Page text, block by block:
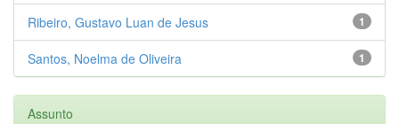
1
Ribeiro, Gustavo Luan de Jesus
1
Santos, Noelma de Oliveira
Assunto